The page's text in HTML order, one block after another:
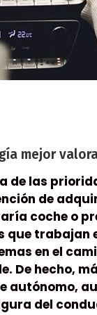
mejor
de las
de
coche o
que
en el
De hecho,
autónomo,
del